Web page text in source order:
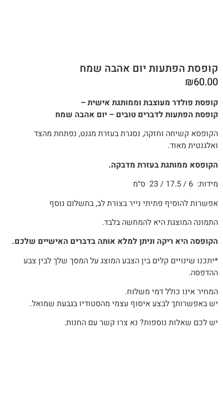
קופסת הפתעות יום אהבה שמח
₪60.00
קופסת פולדר מעוצבת וממותגת אישית –
קופסת הפתעות לדברים טובים – יום אהבה שמח
הקופסא קשיחה וחזקה, נסגרת בעזרת מגנט, נפתחת מהצד
ואלגנטית מאוד.
הקופסא ממותגת בעזרת מדבקה.
מידות: 6 / 17.5 / 23 ס״מ
אפשרות להוסיף פתיתי נייר בצורת לב, בתשלום נוסף
התמונה המוצגת היא להמחשה בלבד.
הקופסה היא ריקה וניתן למלא אותה בדברים האישיים שלכם.
*יתכנו שינויים קלים בין הצבע המוצג על המסך שלך לבין צבע
ההדפסה.
המחיר אינו כולל דמי משלוח.
יש באפשרותך לבצע איסוף עצמי מהסטודיו בגבעת שמואל.
יש לכם שאלות נוספות? נא צרו קשר עם החנות.